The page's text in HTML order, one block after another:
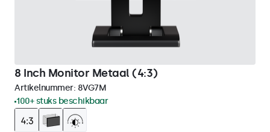
8 Inch Monitor Metaal (4:3)
Artikelnummer: 8VG7M
100+ stuks beschikbaar